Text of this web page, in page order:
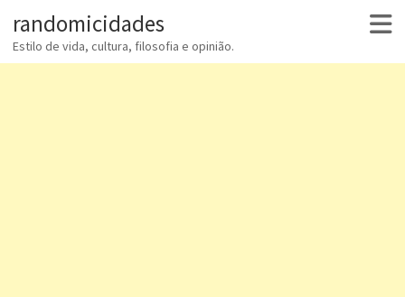
randomicidades
Estilo de vida, cultura, filosofia e opinião.